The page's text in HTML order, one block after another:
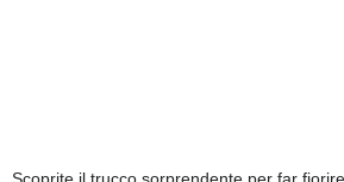
Scoprite il trucco sorprendente per far